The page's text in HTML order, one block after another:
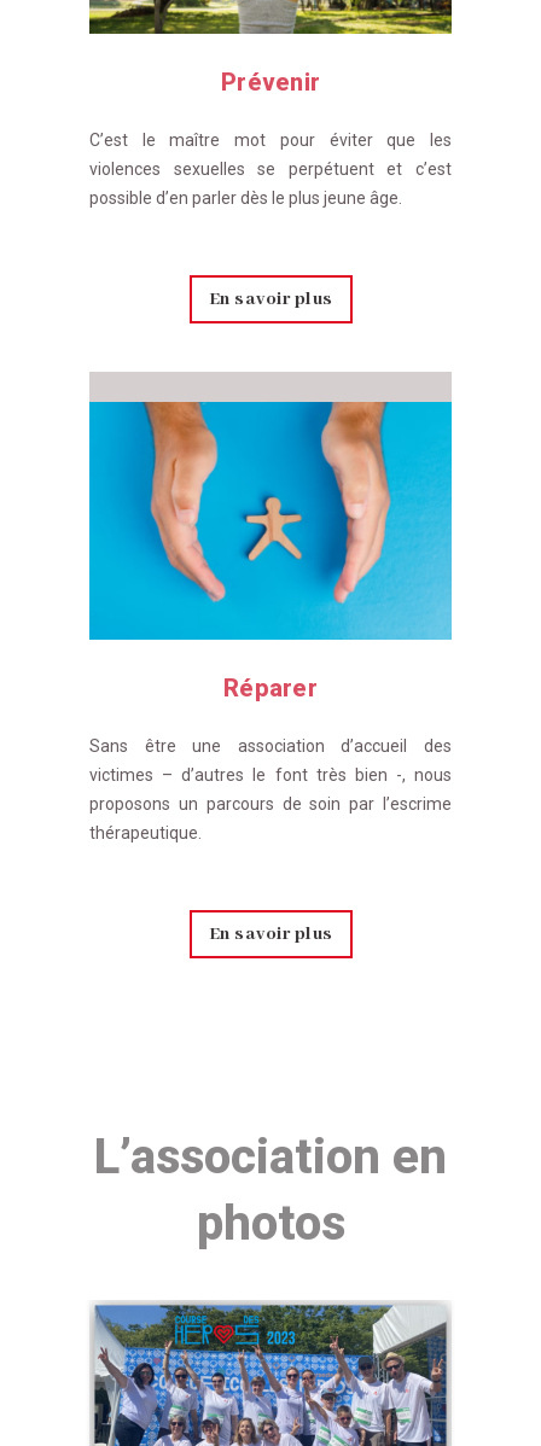
Prévenir
C’est le maître mot pour éviter que les
violences sexuelles se perpétuent et c’est
possible d’en parler dès le plus jeune âge.
En savoir plus
Réparer
Sans être une association d’accueil des
victimes – d’autres le font très bien -, nous
proposons un parcours de soin par l’escrime
thérapeutique.
En savoir plus
L’association en
photos